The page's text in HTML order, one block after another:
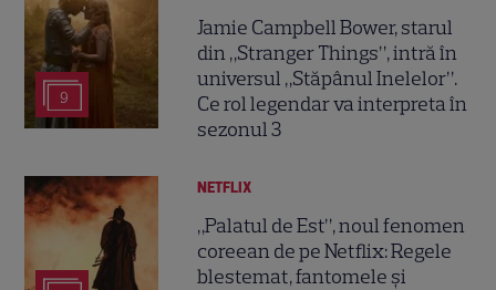
9
Jamie Campbell Bower, starul
din „Stranger Things”, intră în
universul „Stăpânul Inelelor”.
Ce rol legendar va interpreta în
sezonul 3
NETFLIX
„Palatul de Est”, noul fenomen
coreean de pe Netflix: Regele
blestemat, fantomele și